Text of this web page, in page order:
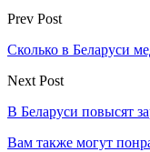
Prev Post
Сколько в Беларуси
Next Post
В Беларуси повысят
Вам также могут